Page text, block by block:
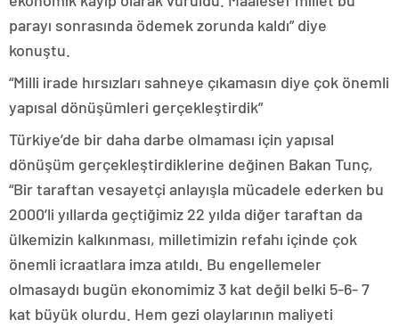
parayı sonrasında ödemek zorunda kaldı” diye
konuştu.
“Milli irade hırsızları sahneye çıkamasın diye çok önemli
yapısal dönüşümleri gerçekleştirdik”
Türkiye’de bir daha darbe olmaması için yapısal
dönüşüm gerçekleştirdiklerine değinen Bakan Tunç,
“Bir taraftan vesayetçi anlayışla mücadele ederken bu
2000’li yıllarda geçtiğimiz 22 yılda diğer taraftan da
ülkemizin kalkınması, milletimizin refahı içinde çok
önemli icraatlara imza atıldı. Bu engellemeler
olmasaydı bugün ekonomimiz 3 kat değil belki 5-6- 7
kat büyük olurdu. Hem gezi olaylarının maliyeti